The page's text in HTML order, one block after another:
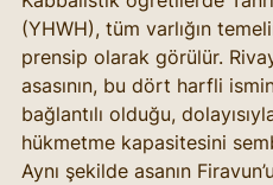
(YHWH), tüm varlığın
prensip olarak görülür.
asasının, bu dört harfli
bağlantılı olduğu,
hükmetme kapasitesini
Aynı şekilde asanın